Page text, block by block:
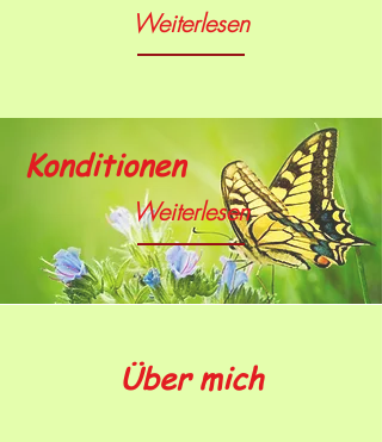
Weiterlesen
Konditionen
Weiterlesen
Über mich